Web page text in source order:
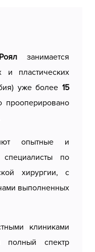
проходят в
нескольких
незаметны
подобранным
предлагают
к каждому
самым высоким
пациенты
и повысили
занимается
и пластических
уже более 15
опытные и
по
хирургии, с
выполненных
клиниками
полный спектр